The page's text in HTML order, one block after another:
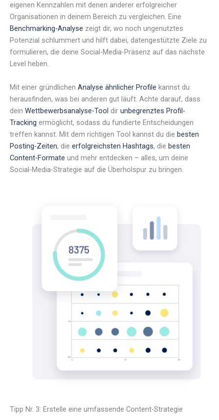
eigenen Kennzahlen mit denen anderer erfolgreicher
Organisationen in deinem Bereich zu vergleichen. Eine
Benchmarking-Analyse zeigt dir, wo noch ungenutztes
Potenzial schlummert und hilft dabei, datengestützte Ziele zu
formulieren, die deine Social-Media-Präsenz auf das nächste
Level heben.
Mit einer gründlichen Analyse ähnlicher Profile kannst du
herausfinden, was bei anderen gut läuft. Achte darauf, dass
dein Wettbewerbsanalyse-Tool dir unbegrenztes Profil-
Tracking ermöglicht, sodass du fundierte Entscheidungen
treffen kannst. Mit dem richtigen Tool kannst du die besten
Posting-Zeiten, die erfolgreichsten Hashtags, die besten
Content-Formate und mehr entdecken – alles, um deine
Social-Media-Strategie auf die Überholspur zu bringen.
Tipp Nr. 3: Erstelle eine umfassende Content-Strategie